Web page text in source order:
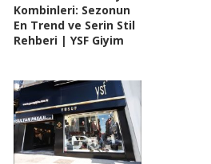
Kombinleri: Sezonun
En Trend ve Serin Stil
Rehberi | YSF Giyim